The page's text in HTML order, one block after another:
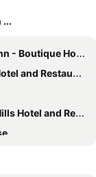
...
- Boutique Hotel
and Restaurant
and Resort, Dilijan